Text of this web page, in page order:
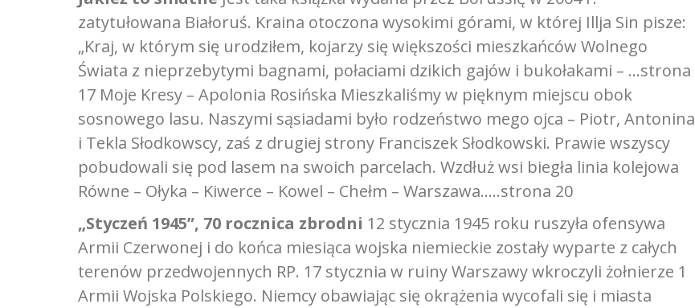
zatytułowana Białoruś. Kraina otoczona wysokimi górami, w której Illja Sin pisze:
„Kraj, w którym się urodziłem, kojarzy się większości mieszkańców Wolnego
Świata z nieprzebytymi bagnami, połaciami dzikich gajów i bukołakami – …strona
17 Moje Kresy – Apolonia Rosińska Mieszkaliśmy w pięknym miejscu obok
sosnowego lasu. Naszymi sąsiadami było rodzeństwo mego ojca – Piotr, Antonina
i Tekla Słodkowscy, zaś z drugiej strony Franciszek Słodkowski. Prawie wszyscy
pobudowali się pod lasem na swoich parcelach. Wzdłuż wsi biegła linia kolejowa
Równe – Ołyka – Kiwerce – Kowel – Chełm – Warszawa…..strona 20
„Styczeń 1945”, 70 rocznica zbrodni 12 stycznia 1945 roku ruszyła ofensywa
Armii Czerwonej i do końca miesiąca wojska niemieckie zostały wyparte z całych
terenów przedwojennych RP. 17 stycznia w ruiny Warszawy wkroczyli żołnierze 1
Armii Wojska Polskiego. Niemcy obawiając się okrążenia wycofali się i miasta